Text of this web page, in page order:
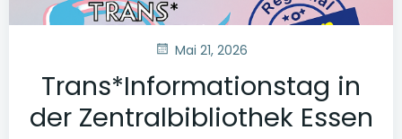
Mai 21, 2026
Trans*Informationstag in
der Zentralbibliothek Essen